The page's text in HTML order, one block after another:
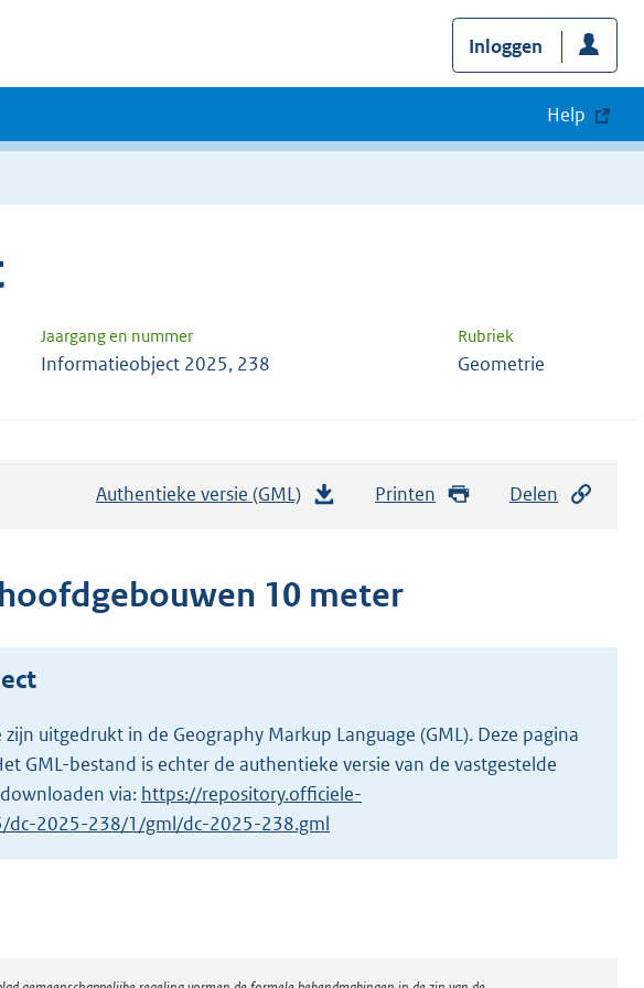
Inloggen
Help
Jaargang en nummer Rubriek
Informatieobject 2025, 238 Geometrie
Authentieke versie (GML)
n
g
r
o
o
Printen Delen
10 meter
uitgedrukt in de Geography Markup Language (GML). Deze pagina
GML-bestand is echter de authentieke versie van de vastgestelde
via: https://repository.officiele-
dc-2025-238/1/gml/dc-2025-238.gml